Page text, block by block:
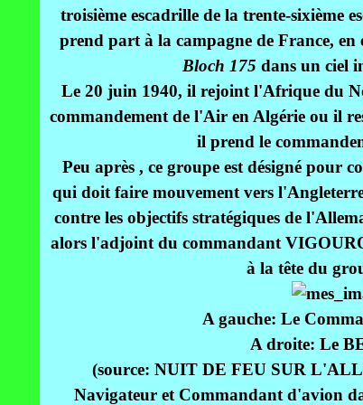
troisième escadrille de la trente-sixième
prend part à la campagne de France,
Bloch 175 dans un ciel
Le 20 juin 1940, il rejoint l'Afrique du
commandement de l'Air en Algérie ou il
il prend le
Peu après , ce groupe est désigné pour
qui doit faire mouvement vers
contre les objectifs stratégiques de
alors l'adjoint du commandant
à la tête du
A gauche: Le
A droite: Le
(source: NUIT DE FEU SUR
Navigateur et Commandant d'avion